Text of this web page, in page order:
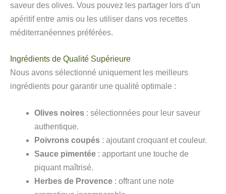
saveur des olives. Vous pouvez les partager lors d’un
apéritif entre amis ou les utiliser dans vos recettes
méditerranéennes préférées.
Ingrédients de Qualité Supérieure
Nous avons sélectionné uniquement les meilleurs
ingrédients pour garantir une qualité optimale :
Olives noires : sélectionnées pour leur saveur
authentique.
Poivrons coupés : ajoutant croquant et couleur.
Sauce pimentée : apportant une touche de
piquant maîtrisé.
Herbes de Provence : offrant une note